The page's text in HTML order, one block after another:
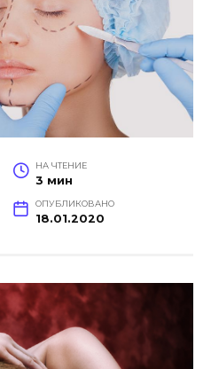
НА ЧТЕНИЕ
3 мин
ОПУБЛИКОВАНО
18.01.2020